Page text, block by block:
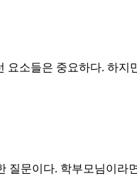
소들은 중요하다. 하지
질문이다. 학부모님이라